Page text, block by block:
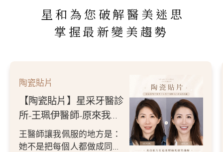
星和為您破解醫美迷思
掌握最新變美趨勢
陶瓷貼片
【陶瓷貼片】星采牙醫診
所-王珮伊醫師-原來我的
不愛笑，只是不喜歡自己
原本的牙齒
王醫師讓我佩服的地方是：
她不是把每個人都做成同一